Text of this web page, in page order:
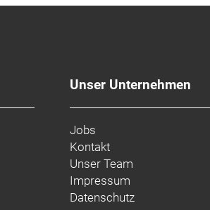
aber dank der Reifenfreiheit bis
nehmen.
am Oberrohr hast du auf
Unser Unternehmen
Jobs
Kontakt
Unser Team
Impressum
Datenschutz